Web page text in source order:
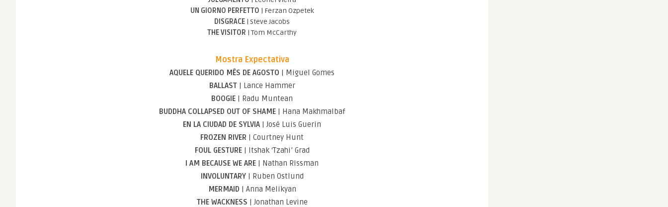
UN GIORNO PERFETTO | Ferzan Ozpetek
DISGRACE | Steve Jacobs
THE VISITOR | Tom McCarthy
Mostra Expectativa
AQUELE QUERIDO MÊS DE AGOSTO | Miguel Gomes
BALLAST| Lance Hammer
BOOGIE | Radu Muntean
BUDDHA COLLAPSED OUT OF SHAME | Hana Makhmalbaf
EN LA CIUDAD DE SYLVIA | José Luis Guerin
FROZEN RIVER | Courtney Hunt
FOUL GESTURE| Itshak ‘Tzahi’ Grad
I AM BECAUSE WE ARE | Nathan Rissman
INVOLUNTARY| Ruben Ostlund
MERMAID | Anna Melikyan
THE WACKNESS | Jonathan Levine